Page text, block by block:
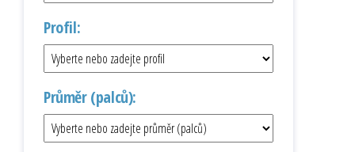
Profil:
Průměr (palců):